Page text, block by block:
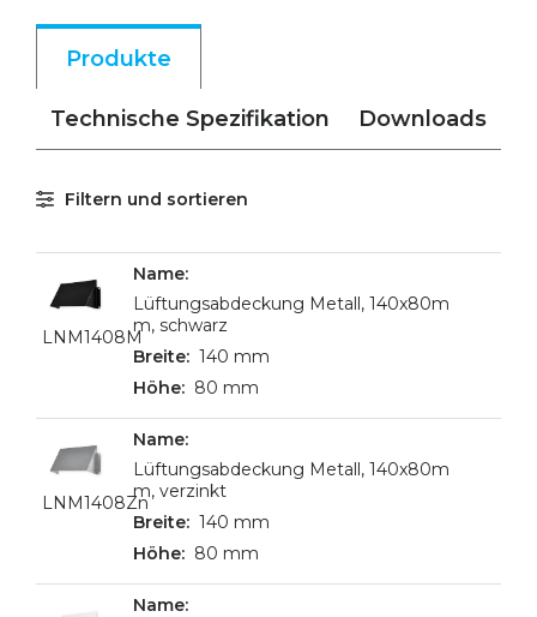
Produkte
Technische Spezifikation Downloads
Filtern und sortieren
LNM1408M
Lüftungsabdeckung Metall, 140x80m
m, schwarz
140 mm
80 mm
LNM1408Zn
Lüftungsabdeckung Metall, 140x80m
m, verzinkt
140 mm
80 mm